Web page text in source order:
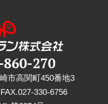
市高関町450番地3
FAX.027-330-6756